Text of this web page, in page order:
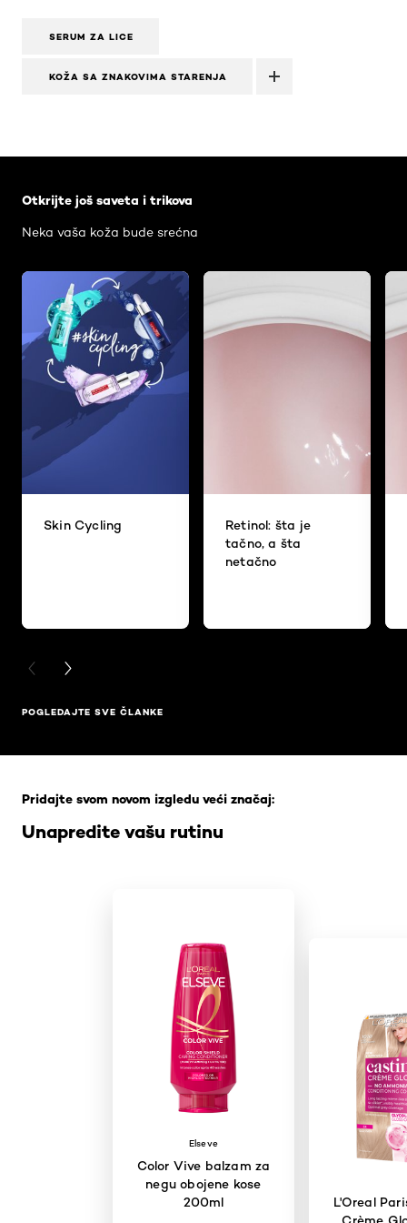
SERUM ZA LICE
KOŽA SA ZNAKOVIMA STARENJA
Otkrijte još saveta i trikova
Neka vaša koža bude srećna
Skin Cycling
Retinol: šta je
tačno, a šta
netačno
PREVIOUS CARD
NEXT CARD
POGLEDAJTE SVE ČLANKE
Unapredite vašu rutinu
Pridajte svom novom izgledu veći značaj:
Elseve
Color Vive balzam za
negu obojene kose
200ml
L'Oreal